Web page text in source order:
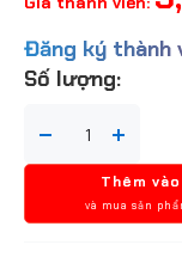
Đăng ký thành
Số lượng:
Thêm
và mua sản